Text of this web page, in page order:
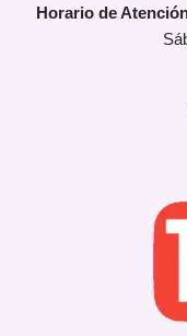
Horario de